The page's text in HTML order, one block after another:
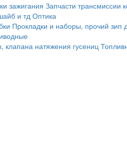
зажигания Запчасти трансмиссии
и тд Оптика
Прокладки и наборы, прочий зип
натяжения гусениц